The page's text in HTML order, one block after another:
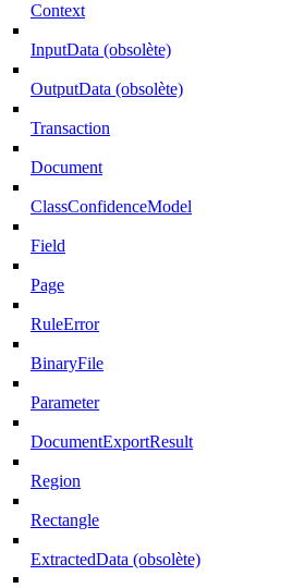
Context
InputData (obsolète)
OutputData (obsolète)
Transaction
Document
ClassConfidenceModel
Field
Page
RuleError
BinaryFile
Parameter
DocumentExportResult
Region
Rectangle
ExtractedData (obsolète)